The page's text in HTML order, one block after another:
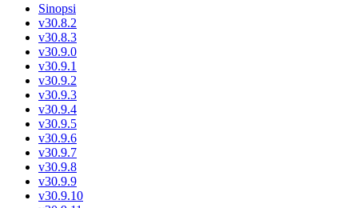
Sinopsi
v30.8.2
v30.8.3
v30.9.0
v30.9.1
v30.9.2
v30.9.3
v30.9.4
v30.9.5
v30.9.6
v30.9.7
v30.9.8
v30.9.9
v30.9.10